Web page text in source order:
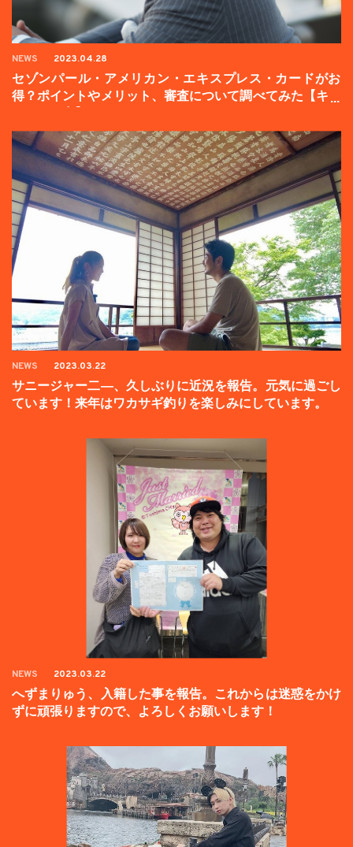
NEWS 2023.04.28
セゾンパール・アメリカン・エキスプレス・カードがお
得？ポイントやメリット、審査について調べてみた【キャ
NEWS 2023.03.22
サニージャー二―、久しぶりに近況を報告。元気に過ごし
ています！来年はワカサギ釣りを楽しみにしています。
NEWS 2023.03.22
へずまりゅう、入籍した事を報告。これからは迷惑をかけ
ずに頑張りますので、よろしくお願いします！